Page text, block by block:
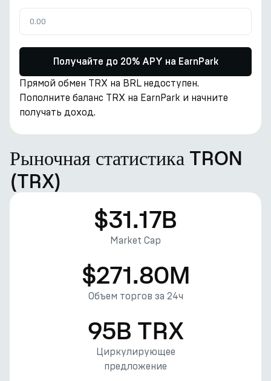
Получайте до 20% APY на EarnPark
Прямой обмен TRX на BRL недоступен.
Пополните баланс TRX на EarnPark и начните
получать доход.
Рыночная статистика TRON
(TRX)
$31.17B
Market Cap
$271.80M
Объем торгов за 24ч
95B TRX
Циркулирующее
предложение